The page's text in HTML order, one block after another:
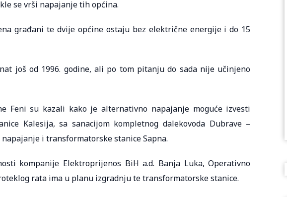
se vrši napajanje tih općina.
građani te dvije općine ostaju bez električne energije i do 15
još od 1996. godine, ali po tom pitanju do sada nije učinjeno
Feni su kazali kako je alternativno napajanje moguće izvesti
Kalesija, sa sanacijom kompletnog dalekovoda Dubrave –
i transformatorske stanice Sapna.
kompanije Elektroprijenos BiH a.d. Banja Luka, Operativno
rata ima u planu izgradnju te transformatorske stanice.